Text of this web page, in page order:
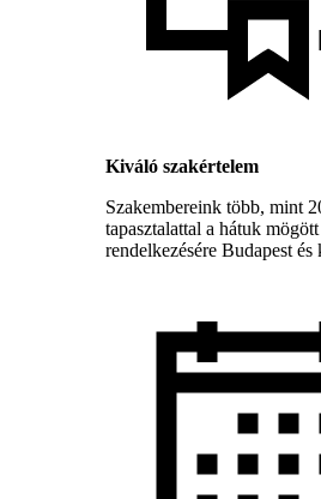
Kiváló szakértelem
Szakembereink több, mint
tapasztalattal a hátuk
rendelkezésére Budapest és